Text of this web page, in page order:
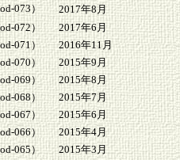
073）
2017年8月
072）
2017年6月
071）
2016年11月
070）
2015年9月
od-069）
2015年8月
068）
2015年7月
067）
2015年6月
066）
2015年4月
od-065）
2015年3月